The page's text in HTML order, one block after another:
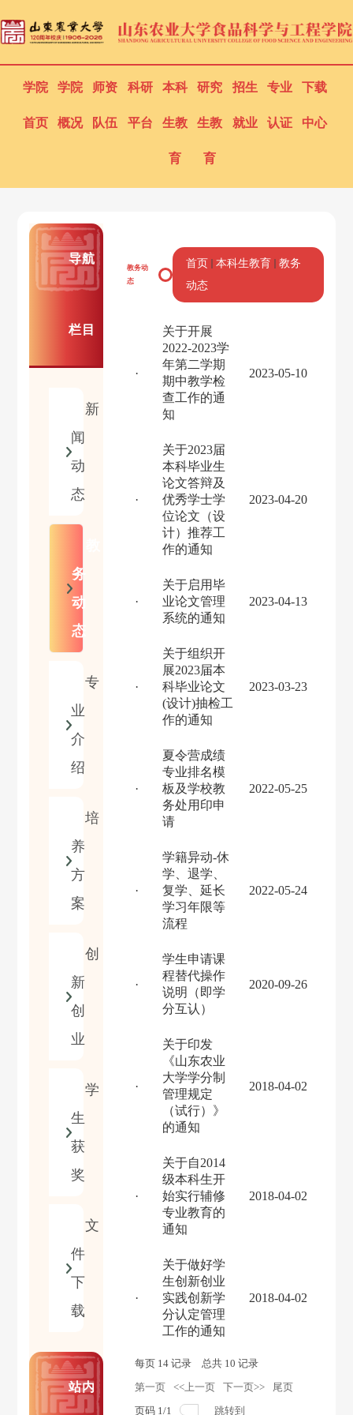
学院
首页
学院
概况
师资
队伍
科研
平台
本科
生教
育
研究
生教
育
招生
就业
专业
认证
下载
中心
导航
栏目
新
闻
动
态
务
动
态
专
业
介
绍
培
养
方
案
创
新
创
业
学
生
获
奖
文
件
下
载
站内
教务动
态
首页 本科生教育
教务
动态
·
关于开展
2022-2023学
年第二学期
期中教学检
查工作的通
知
2023-05-10
·
关于2023届
本科毕业生
论文答辩及
优秀学士学
位论文（设
计）推荐工
作的通知
2023-04-20
·
关于启用毕
业论文管理
系统的通知
2023-04-13
·
关于组织开
展2023届本
科毕业论文
(设计)抽检工
作的通知
2023-03-23
·
夏令营成绩
专业排名模
板及学校教
务处用印申
请
2022-05-25
·
学籍异动-休
学、退学、
复学、延长
学习年限等
流程
2022-05-24
·
学生申请课
程替代操作
说明（即学
分互认）
2020-09-26
·
关于印发
《山东农业
大学学分制
管理规定
（试行）》
的通知
2018-04-02
·
关于自2014
级本科生开
始实行辅修
专业教育的
通知
2018-04-02
·
关于做好学
生创新创业
实践创新学
分认定管理
工作的通知
2018-04-02
每页 14记录 总共 10 记录
第一页
<<上一页 下一页>>
尾页
页码 1/1 跳转到